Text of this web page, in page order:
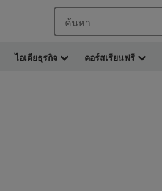
ค้นหา
ไอเดียธุรกิจ คอร์สเรียนฟรี